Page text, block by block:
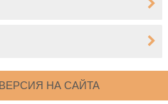
НА САЙТА